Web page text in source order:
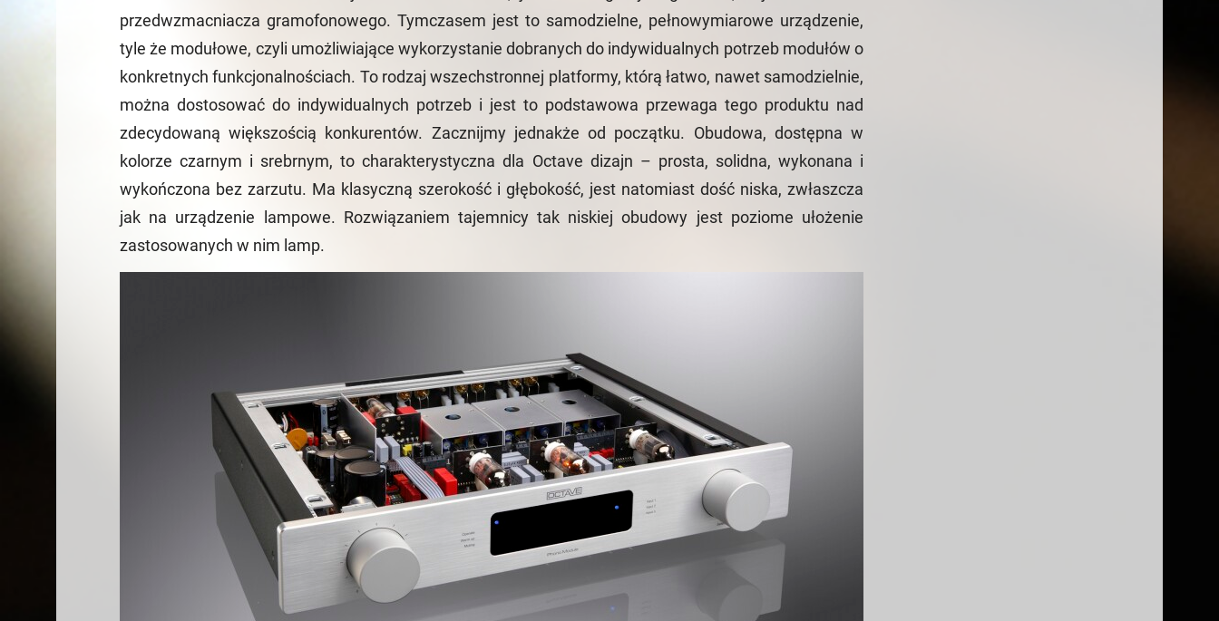
przedwzmacniacza gramofonowego. Tymczasem jest to samodzielne, pełnowymiarowe urządzenie,
tyle że modułowe, czyli umożliwiające wykorzystanie dobranych do indywidualnych potrzeb modułów o
konkretnych funkcjonalnościach. To rodzaj wszechstronnej platformy, którą łatwo, nawet samodzielnie,
można dostosować do indywidualnych potrzeb i jest to podstawowa przewaga tego produktu nad
zdecydowaną większością konkurentów. Zacznijmy jednakże od początku. Obudowa, dostępna w
kolorze czarnym i srebrnym, to charakterystyczna dla Octave dizajn – prosta, solidna, wykonana i
wykończona bez zarzutu. Ma klasyczną szerokość i głębokość, jest natomiast dość niska, zwłaszcza
jak na urządzenie lampowe. Rozwiązaniem tajemnicy tak niskiej obudowy jest poziome ułożenie
zastosowanych w nim lamp.